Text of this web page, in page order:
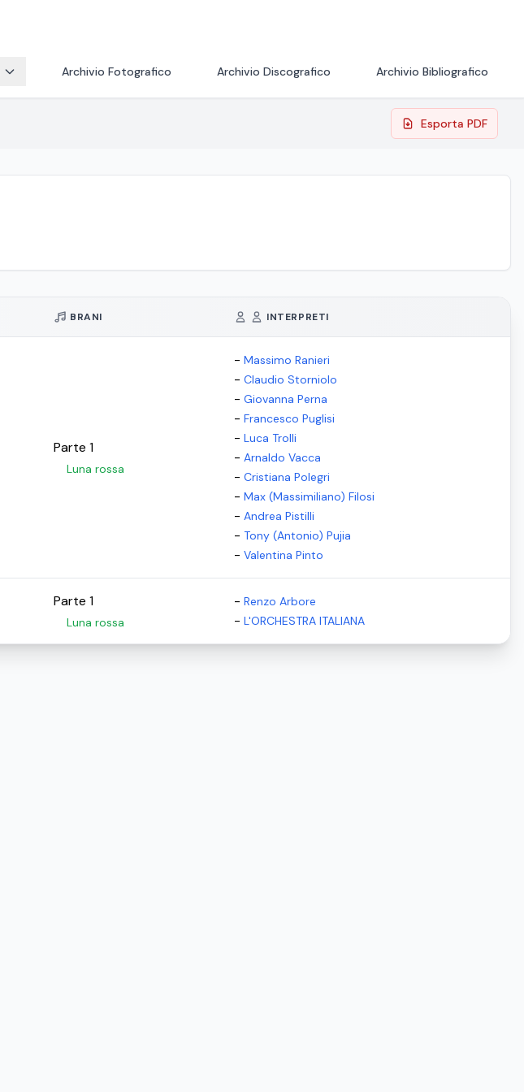
Archivio Fotografico Archivio Discografico Archivio Bibliografico
Esporta PDF
BRANI INTERPRETI
Parte 1
Luna rossa
- Massimo Ranieri
- Claudio Storniolo
- Giovanna Perna
- Francesco Puglisi
- Luca Trolli
- Arnaldo Vacca
- Cristiana Polegri
- Max (Massimiliano) Filosi
- Andrea Pistilli
- Tony (Antonio) Pujia
- Valentina Pinto
Parte 1
Luna rossa
- Renzo Arbore
- L'ORCHESTRA ITALIANA